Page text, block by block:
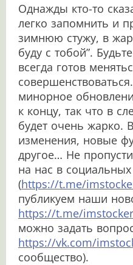
Однажды кто-то
легко запомнить и
зимнюю стужу, в
буду с тобой”.
всегда готов
минорное
к концу, так что в
будет очень жарко.
изменения, новые
другое… Не
на нас в социальных
(https://t.me/
публикуем наши
https://t.me/
можно задать
https://vk.com/
сообщество).